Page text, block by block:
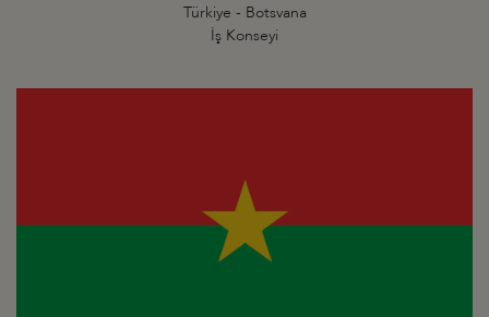
Türkiye - Botsvana
İş Konseyi